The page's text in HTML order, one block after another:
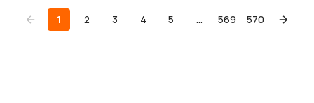
1 2 3 4 5 ... 569 570